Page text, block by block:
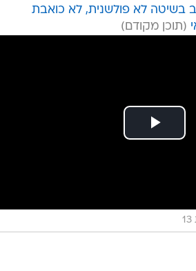
בשיטה לא פולשנית, לא כואבת